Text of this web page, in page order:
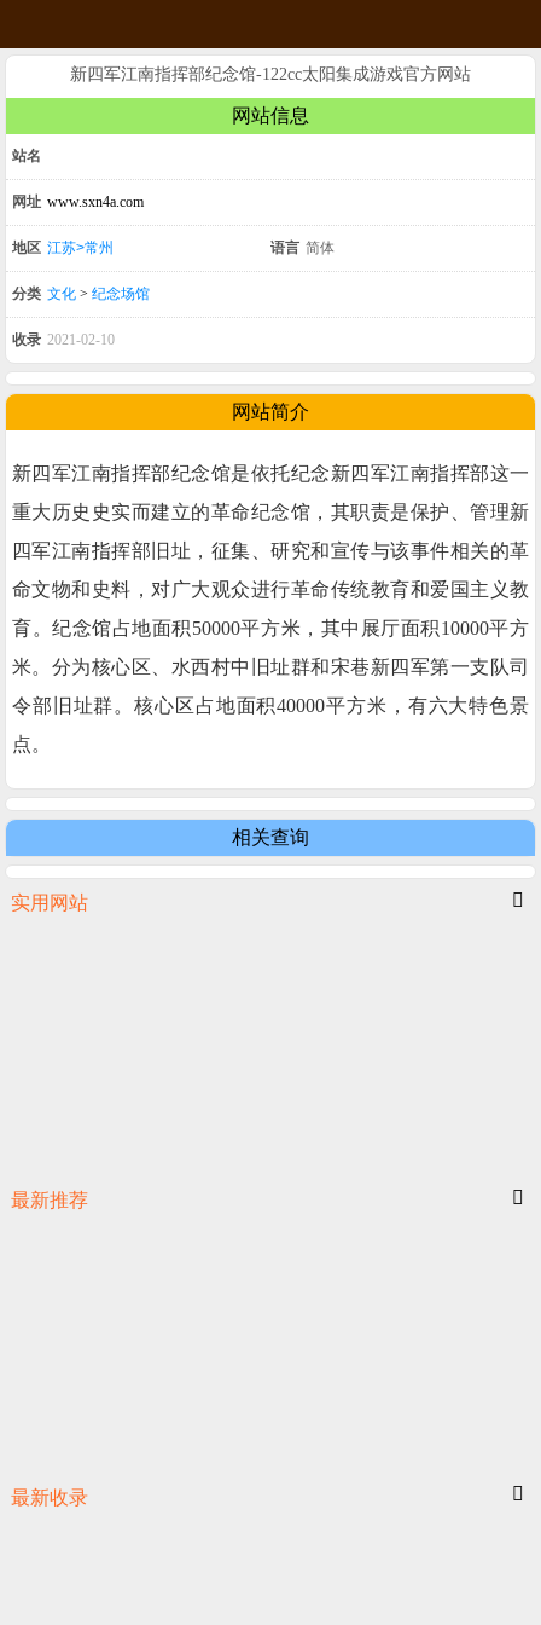
新四军江南指挥部纪念馆-122cc太阳集成游戏官方网站
网站信息
站名
网址 www.sxn4a.com
地区 江苏>常州 语言 简体
分类 文化 > 纪念场馆
收录 2021-02-10
网站简介
新四军江南指挥部纪念馆是依托纪念新四军江南指挥部这一
重大历史史实而建立的革命纪念馆，其职责是保护、管理新
四军江南指挥部旧址，征集、研究和宣传与该事件相关的革
命文物和史料，对广大观众进行革命传统教育和爱国主义教
育。纪念馆占地面积50000平方米，其中展厅面积10000平方
米。分为核心区、水西村中旧址群和宋巷新四军第一支队司
令部旧址群。核心区占地面积40000平方米，有六大特色景
点。
相关查询
实用网站
最新推荐
最新收录